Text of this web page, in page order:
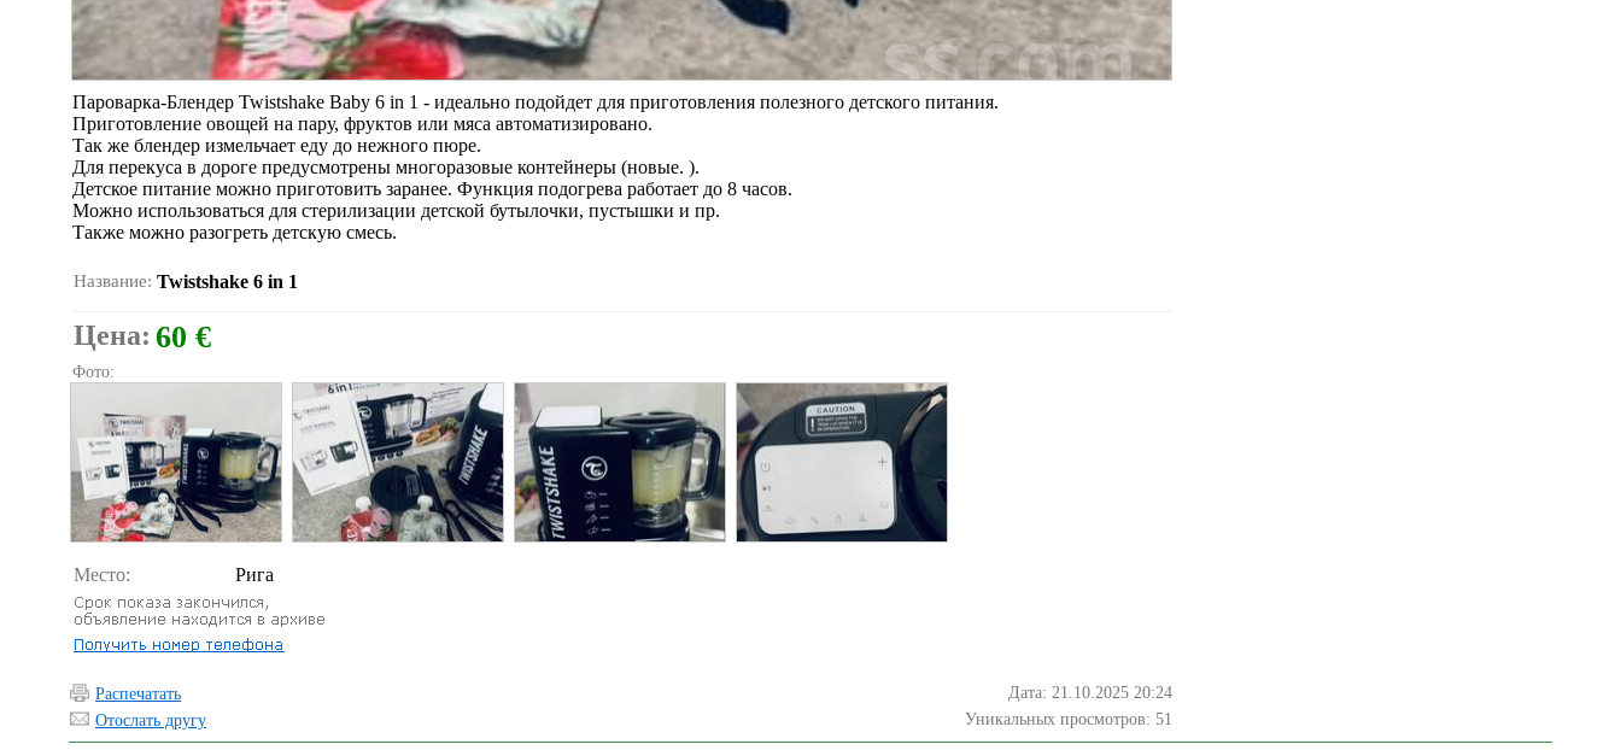
Пароварка-Блендер Twistshake Baby 6 in 1 - идеально подойдет для приготовления полезного детского питания.
Приготовление овощей на пару, фруктов или мяса автоматизировано.
Так же блендер измельчает еду до нежного пюре.
Для перекуса в дороге предусмотрены многоразовые контейнеры (новые. ).
Детское питание можно приготовить заранее. Функция подогрева работает до 8 часов.
Можно использоваться для стерилизации детской бутылочки, пустышки и пр.
Также можно разогреть детскую смесь.
Название: Twistshake 6 in 1
Цена: 60 €
Фото:
Место: Рига
Распечатать
Дата: 21.10.2025 20:24
Отослать другу
Уникальных просмотров: 51